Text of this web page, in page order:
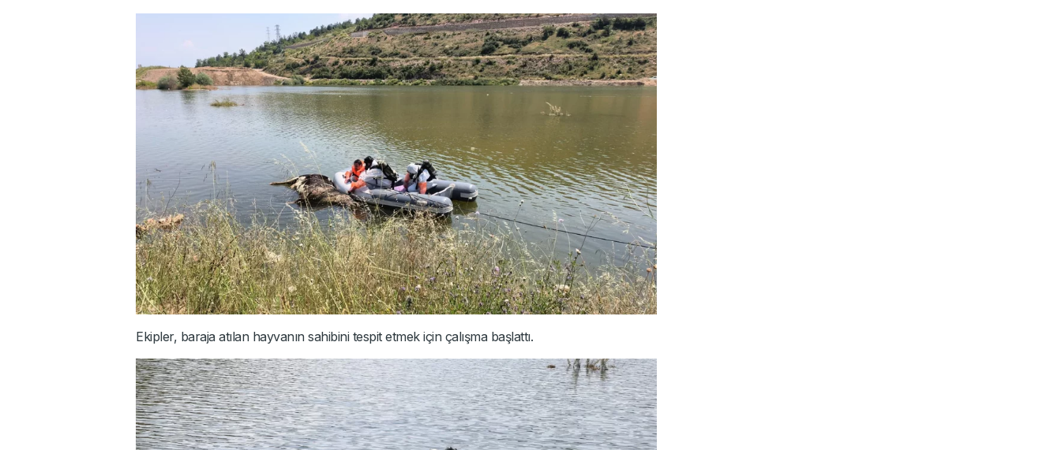
Ekipler, baraja atılan hayvanın sahibini tespit etmek için çalışma başlattı.